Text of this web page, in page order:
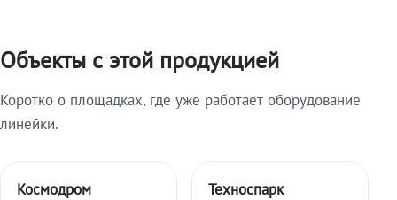
Объекты с этой продукцией
Коротко о площадках, где уже работает оборудование
линейки.
Космодром
Техноспарк